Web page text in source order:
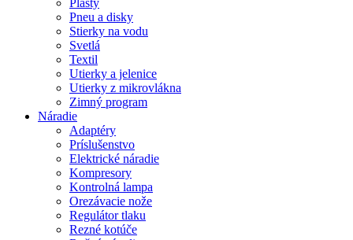
Plasty
Pneu a disky
Stierky na vodu
Svetlá
Textil
Utierky a jelenice
Utierky z mikrovlákna
Zimný program
Náradie
Adaptéry
Príslušenstvo
Elektrické náradie
Kompresory
Kontrolná lampa
Orezávacie nože
Regulátor tlaku
Rezné kotúče